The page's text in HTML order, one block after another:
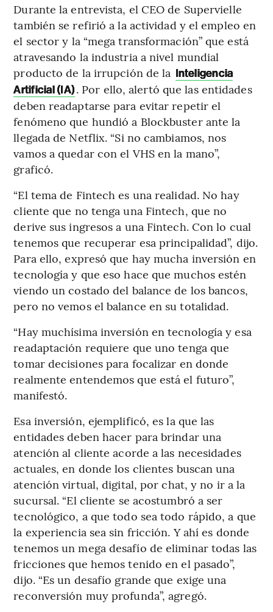
Durante la entrevista, el CEO de Supervielle
también se refirió a la actividad y el empleo en
el sector y la “mega transformación” que está
atravesando la industria a nivel mundial
producto de la irrupción de la Inteligencia
Artificial (IA). Por ello, alertó que las entidades
deben readaptarse para evitar repetir el
fenómeno que hundió a Blockbuster ante la
llegada de Netflix. “Si no cambiamos, nos
vamos a quedar con el VHS en la mano”,
graficó.
“El tema de Fintech es una realidad. No hay
cliente que no tenga una Fintech, que no
derive sus ingresos a una Fintech. Con lo cual
tenemos que recuperar esa principalidad”, dijo.
Para ello, expresó que hay mucha inversión en
tecnología y que eso hace que muchos estén
viendo un costado del balance de los bancos,
pero no vemos el balance en su totalidad.
“Hay muchísima inversión en tecnología y esa
readaptación requiere que uno tenga que
tomar decisiones para focalizar en donde
realmente entendemos que está el futuro”,
manifestó.
Esa inversión, ejemplificó, es la que las
entidades deben hacer para brindar una
atención al cliente acorde a las necesidades
actuales, en donde los clientes buscan una
atención virtual, digital, por chat, y no ir a la
sucursal. “El cliente se acostumbró a ser
tecnológico, a que todo sea todo rápido, a que
la experiencia sea sin fricción. Y ahí es donde
tenemos un mega desafío de eliminar todas las
fricciones que hemos tenido en el pasado”,
dijo. “Es un desafío grande que exige una
reconversión muy profunda”, agregó.